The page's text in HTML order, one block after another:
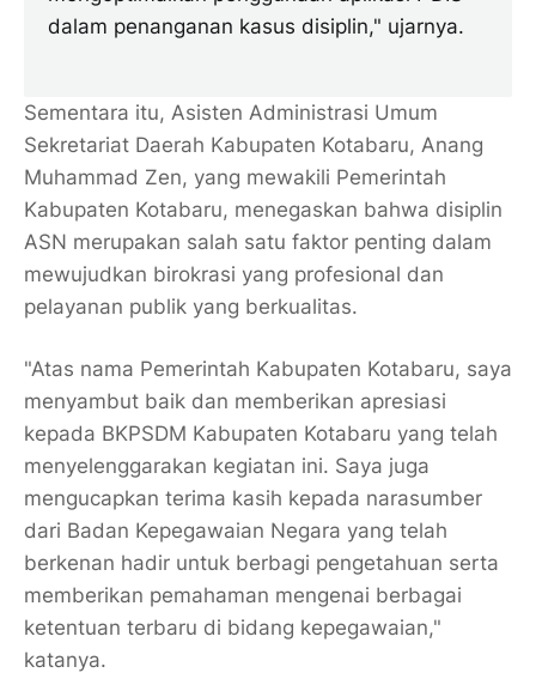
dalam penanganan kasus disiplin," ujarnya.
Sementara itu, Asisten Administrasi Umum
Sekretariat Daerah Kabupaten Kotabaru, Anang
Muhammad Zen, yang mewakili Pemerintah
Kabupaten Kotabaru, menegaskan bahwa disiplin
ASN merupakan salah satu faktor penting dalam
mewujudkan birokrasi yang profesional dan
pelayanan publik yang berkualitas.
"Atas nama Pemerintah Kabupaten Kotabaru, saya
menyambut baik dan memberikan apresiasi
kepada BKPSDM Kabupaten Kotabaru yang telah
menyelenggarakan kegiatan ini. Saya juga
mengucapkan terima kasih kepada narasumber
dari Badan Kepegawaian Negara yang telah
berkenan hadir untuk berbagi pengetahuan serta
memberikan pemahaman mengenai berbagai
ketentuan terbaru di bidang kepegawaian,"
katanya.